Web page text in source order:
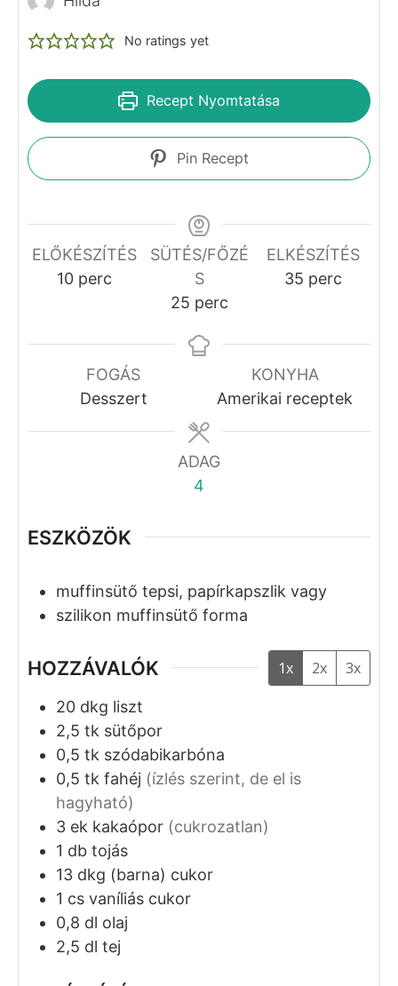
No ratings yet
Recept Nyomtatása
Pin Recept
ELŐKÉSZÍTÉS
10perc
perc
SÜTÉS/FŐZÉ
S
25perc
perc
ELKÉSZÍTÉS
35 perc
perc
FOGÁS
Desszert
KONYHA
Amerikai receptek
ADAG
4
ESZKÖZÖK
muffinsütő tepsi, papírkapszlik vagy
szilikon muffinsütő forma
HOZZÁVALÓK 1x 2x 3x
20 dkg liszt
2,5 tk sütőpor
0,5 tk szódabikarbóna
0,5 tk fahéj (ízlés szerint, de el is
hagyható)
3 ek kakaópor (cukrozatlan)
1 db tojás
13 dkg (barna) cukor
1 cs vaníliás cukor
0,8 dl olaj
2,5 dl tej